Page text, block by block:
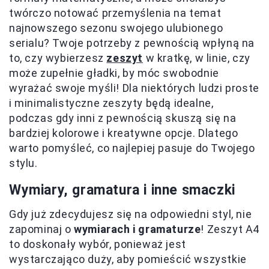
twórczo notować przemyślenia na temat
najnowszego sezonu swojego ulubionego
serialu? Twoje potrzeby z pewnością wpłyną na
to, czy wybierzesz zeszyt w kratkę, w linie, czy
może zupełnie gładki, by móc swobodnie
wyrażać swoje myśli! Dla niektórych ludzi proste
i minimalistyczne zeszyty będą idealne,
podczas gdy inni z pewnością skuszą się na
bardziej kolorowe i kreatywne opcje. Dlatego
warto pomyśleć, co najlepiej pasuje do Twojego
stylu.
Wymiary, gramatura i inne smaczki
Gdy już zdecydujesz się na odpowiedni styl, nie
zapominaj owymiarach i gramaturze! Zeszyt A4
to doskonały wybór, ponieważ jest
wystarczająco duży, aby pomieścić wszystkie